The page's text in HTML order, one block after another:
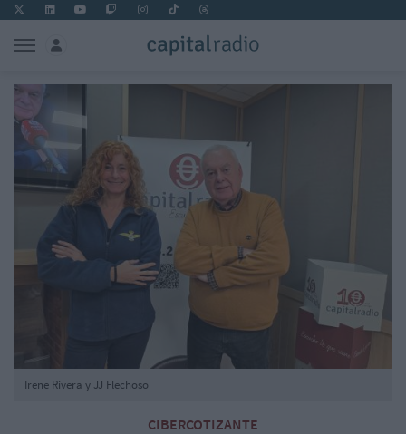
CIBERCOTIZANTE
Irene Rivera y JJ Flechoso